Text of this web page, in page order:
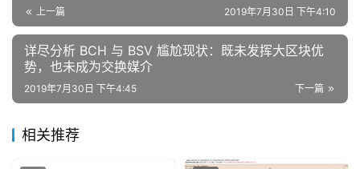
上一篇 2019年7月30日 下午4:10
详尽分析 BCH 与 BSV 尴尬现状：既未发挥大区块优
势，也未成为交换媒介
下一篇
2019年7月30日 下午4:45
相关推荐